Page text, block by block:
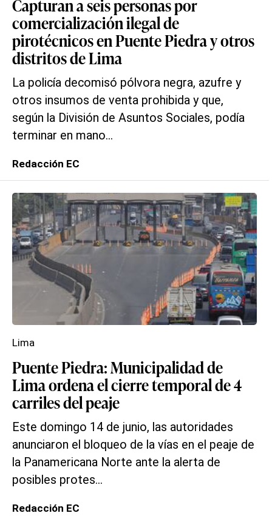
Capturan a seis personas por
comercialización ilegal de
pirotécnicos en Puente Piedra y otros
distritos de Lima
La policía decomisó pólvora negra, azufre y
otros insumos de venta prohibida y que,
según la División de Asuntos Sociales, podía
terminar en mano...
Redacción EC
Puente Piedra: Municipalidad de
Lima ordena el cierre temporal de 4
carriles del peaje
Este domingo 14 de junio, las autoridades
anunciaron el bloqueo de la vías en el peaje de
la Panamericana Norte ante la alerta de
posibles protes...
Lima
Redacción EC